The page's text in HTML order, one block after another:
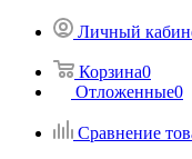
Личный
Корзина0
Отложенные0
Сравнение